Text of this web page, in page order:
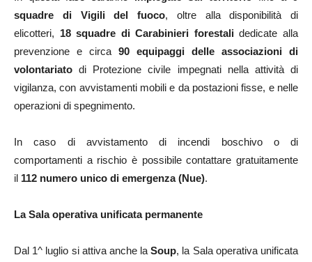
squadre di Vigili del fuoco, oltre alla disponibilità di
elicotteri, 18 squadre di Carabinieri forestalidedicate alla
prevenzione e circa 90 equipaggi delle associazioni di
volontariato di Protezione civile impegnati nella attività di
vigilanza, con avvistamenti mobili e da postazioni fisse, e nelle
operazioni di spegnimento.
In caso di avvistamento di incendi boschivo o di
comportamenti a rischio è possibile contattare gratuitamente
il 112 numero unico di emergenza (Nue).
La Sala operativa unificata permanente
Dal 1^ luglio si attiva anche laSoup, la Sala operativa unificata